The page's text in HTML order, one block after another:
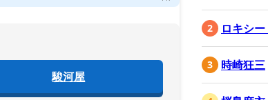
駿河屋
ロキシ
時崎狂三